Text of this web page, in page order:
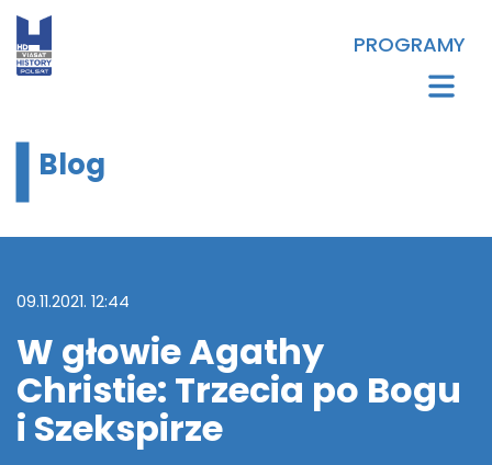
PROGRAMY
Blog
09.11.2021. 12:44
W głowie Agathy
Christie: Trzecia po Bogu
i Szekspirze